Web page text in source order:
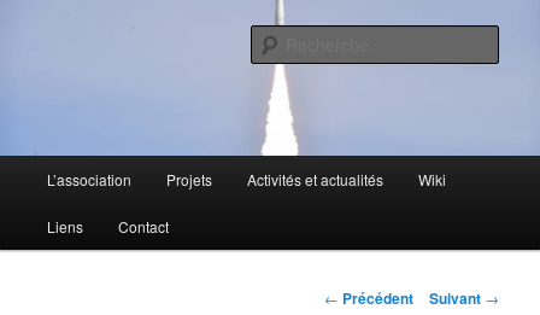
AMSAT Francophone
principal
L’association Projets Activités et actualités Wiki
Liens Contact
Navigation
← Précédent Suivant →